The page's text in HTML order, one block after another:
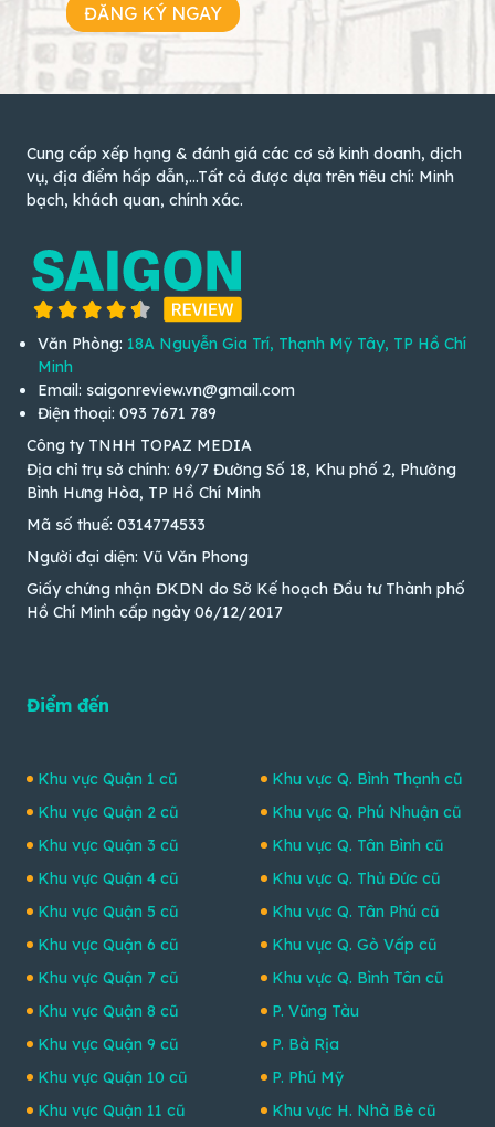
ĐĂNG KÝ NGAY
Cung cấp xếp hạng & đánh giá các cơ sở kinh doanh, dịch
vụ, địa điểm hấp dẫn,...Tất cả được dựa trên tiêu chí: Minh
bạch, khách quan, chính xác.
Văn Phòng: 18A Nguyễn Gia Trí, Thạnh Mỹ Tây, TP Hồ Chí
Minh
Email: saigonreview.vn@gmail.com
Điện thoại: 093 7671 789
Công ty TNHH TOPAZ MEDIA
Địa chỉ trụ sở chính: 69/7 Đường Số 18, Khu phố 2, Phường
Bình Hưng Hòa, TP Hồ Chí Minh
Mã số thuế: 0314774533
Người đại diện: Vũ Văn Phong
Giấy chứng nhận ĐKDN do Sở Kế hoạch Đầu tư Thành phố
Hồ Chí Minh cấp ngày 06/12/2017
Điểm đến
Khu vực Quận 1 cũ
Khu vực Quận 2 cũ
Khu vực Quận 3 cũ
Khu vực Quận 4 cũ
Khu vực Quận 5 cũ
Khu vực Quận 6 cũ
Khu vực Quận 7 cũ
Khu vực Quận 8 cũ
Khu vực Quận 9 cũ
Khu vực Quận 10 cũ
Khu vực Quận 11 cũ
Khu vực Q. Bình Thạnh cũ
Khu vực Q. Phú Nhuận cũ
Khu vực Q. Tân Bình cũ
Khu vực Q. Thủ Đức cũ
Khu vực Q. Tân Phú cũ
Khu vực Q. Gò Vấp cũ
Khu vực Q. Bình Tân cũ
P. Vũng Tàu
P. Bà Rịa
P. Phú Mỹ
Khu vực H. Nhà Bè cũ